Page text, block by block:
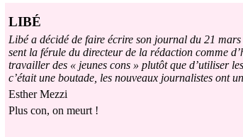
LIBÉ
Libé a décidé de faire écrire son journal du 21
sent la férule du directeur de la rédaction comme
travailler des « jeunes cons » plutôt que d’utiliser
c’était une boutade, les nouveaux journalistes ont
Esther Mezzi
Plus con, on meurt !